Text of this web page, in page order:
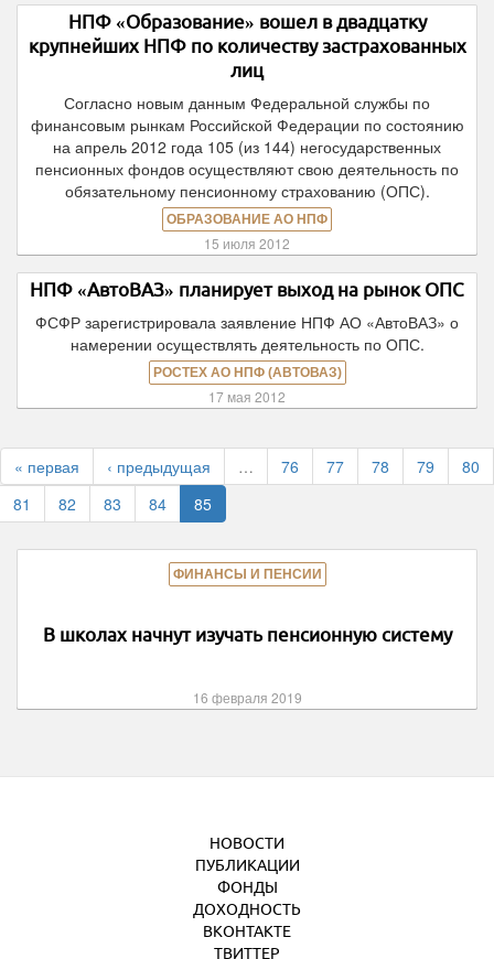
НПФ «Образование» вошел в двадцатку
крупнейших НПФ по количеству застрахованных
лиц
Согласно новым данным Федеральной службы по
финансовым рынкам Российской Федерации по состоянию
на апрель 2012 года 105 (из 144) негосударственных
пенсионных фондов осуществляют свою деятельность по
обязательному пенсионному страхованию (ОПС).
ОБРАЗОВАНИЕ АО НПФ
15 июля 2012
НПФ «АвтоВАЗ» планирует выход на рынок ОПС
ФСФР зарегистрировала заявление НПФ АО «АвтоВАЗ» о
намерении осуществлять деятельность по ОПС.
РОСТЕХ АО НПФ (АВТОВАЗ)
17 мая 2012
« первая ‹ предыдущая … 76 77 78 79
80
81
82 83 84 85
ФИНАНСЫ И ПЕНСИИ
В школах начнут изучать пенсионную систему
16 февраля 2019
НОВОСТИ
ПУБЛИКАЦИИ
ФОНДЫ
ДОХОДНОСТЬ
ВКОНТАКТЕ
ТВИТТЕР